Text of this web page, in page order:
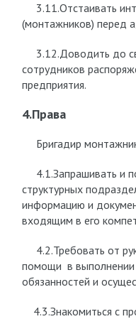
3.11.Отстаивать
(монтажников) перед
3.12.Доводить до
сотрудников
предприятия.
4.Права
Бригадир
4.1.Запрашивать и
структурных
информацию и
входящим в его
4.2.Требовать от
помощи в
обязанностей и
4.3.Знакомиться с